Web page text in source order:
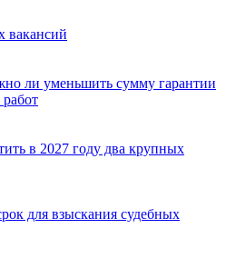
вакансий
ли уменьшить сумму гарантии
в 2027 году два крупных
для взыскания судебных